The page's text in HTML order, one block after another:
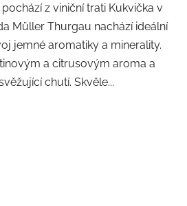
z viniční trati Kukvička v
Müller Thurgau nachází ideální
jemné aromatiky a minerality.
a citrusovým aroma a
chutí. Skvěle...